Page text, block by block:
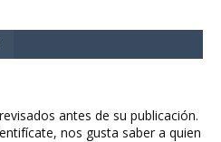
antes de su publicación.
nos gusta saber a quien